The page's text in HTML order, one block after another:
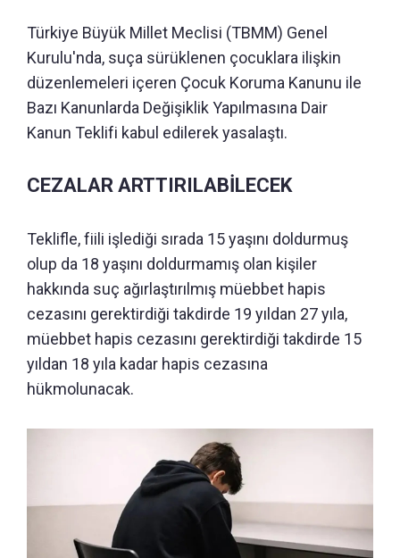
Türkiye Büyük Millet Meclisi (TBMM) Genel
Kurulu'nda, suça sürüklenen çocuklara ilişkin
düzenlemeleri içeren Çocuk Koruma Kanunu ile
Bazı Kanunlarda Değişiklik Yapılmasına Dair
Kanun Teklifi kabul edilerek yasalaştı.
CEZALAR ARTTIRILABİLECEK
Teklifle, fiili işlediği sırada 15 yaşını doldurmuş
olup da 18 yaşını doldurmamış olan kişiler
hakkında suç ağırlaştırılmış müebbet hapis
cezasını gerektirdiği takdirde 19 yıldan 27 yıla,
müebbet hapis cezasını gerektirdiği takdirde 15
yıldan 18 yıla kadar hapis cezasına
hükmolunacak.